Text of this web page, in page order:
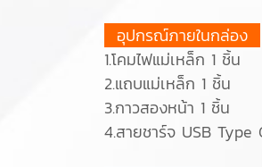
อุปกรณ์ภายในกล่อง
1.โคมไฟแม่เหล็ก 1 ชิ้น
2.แถบแม่เหล็ก 1 ชิ้น
3.กาวสองหน้า 1 ชิ้น
4.สายชาร์จ USB Type